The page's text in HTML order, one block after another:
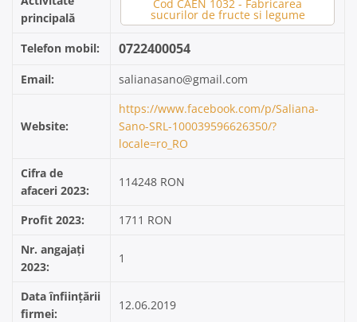
principală
Cod CAEN 1032 - Fabricarea
sucurilor de fructe si legume
Telefon mobil: 0722400054
Email: salianasano@gmail.com
Website:
https://www.facebook.com/p/Saliana-
Sano-SRL-100039596626350/?
locale=ro_RO
Cifra de
afaceri 2023:
114248 RON
Profit 2023:
1711 RON
Nr. angajați
2023:
1
Data înființării
firmei:
12.06.2019